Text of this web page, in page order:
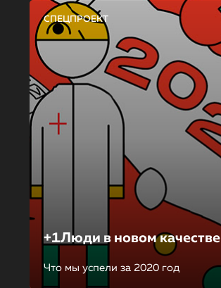
СПЕЦПРОЕКТ
+1Люди в новом качестве
Что мы успели за 2020 год